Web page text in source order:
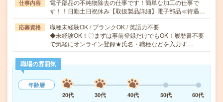
仕事内容
電子部品の不純物除去の仕事です！簡単な加工の仕事で
す！！日勤土日祝休み【取扱製品詳細】電子部品≪待遇…
応募資格
職種未経験OK / ブランクOK / 英語力不要
◆未経験OK！〇まずは事前登録だけでもOK！履歴書不要
で気軽にオンライン登録★氏名・職種などを入力す…
職場の雰囲気
年齢層
20代
30代 40代 50代 60代